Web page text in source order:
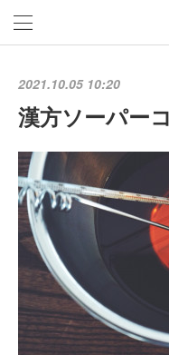
2021.10.05 10:20
漢方ソーパー